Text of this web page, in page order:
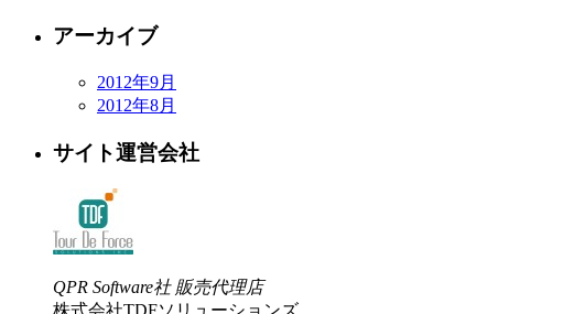
アーカイブ
2012年9月
2012年8月
サイト運営会社
QPR Software社 販売代理店
株式会社TDFソリューションズ